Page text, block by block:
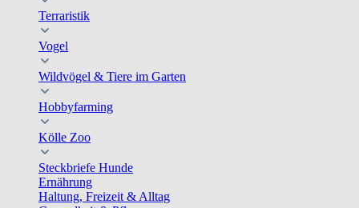
Terraristik
Vogel
Wildvögel & Tiere im Garten
Hobbyfarming
Kölle Zoo
Steckbriefe Hunde
Ernährung
Haltung, Freizeit & Alltag